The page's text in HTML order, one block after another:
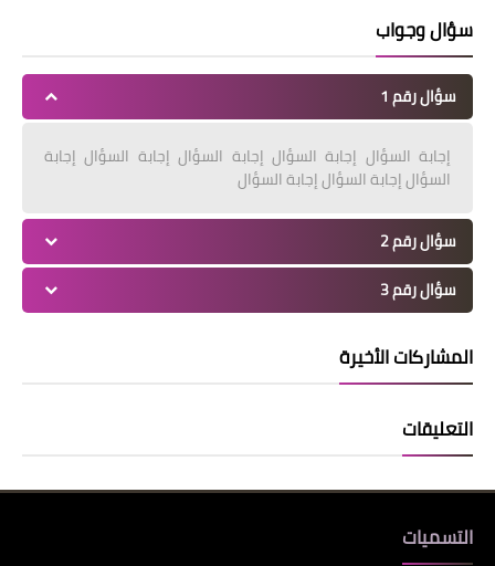
سؤال وجواب
سؤال رقم 1
إجابة السؤال إجابة السؤال إجابة السؤال إجابة السؤال إجابة
السؤال إجابة السؤال إجابة السؤال
سؤال رقم 2
سؤال رقم 3
المشاركات الأخيرة
التعليقات
التسميات